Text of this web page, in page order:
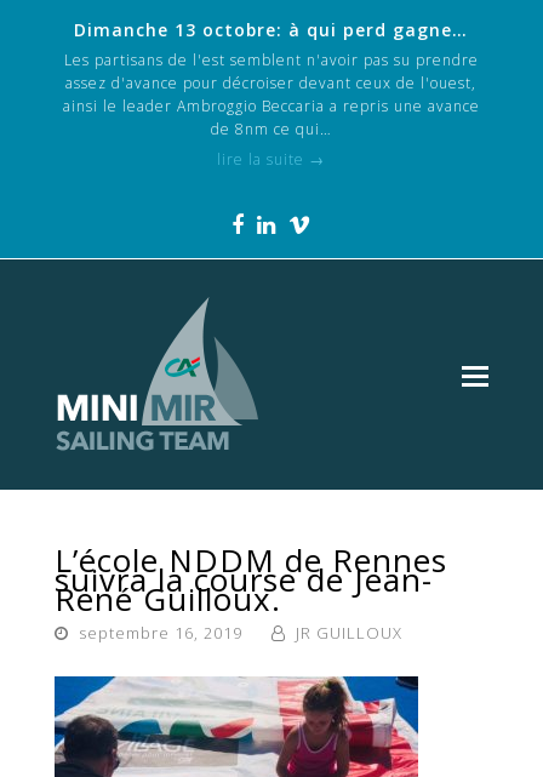
Dimanche 13 octobre: à qui perd gagne…
Les partisans de l'est semblent n'avoir pas su prendre
assez d'avance pour décroiser devant ceux de l'ouest,
ainsi le leader Ambroggio Beccaria a repris une avance
de 8nm ce qui…
lire la suite →
Facebook
LinkedIn
L’école NDDM de Rennes
suivra la course de Jean-
René Guilloux.
septembre 16, 2019 JR GUILLOUX